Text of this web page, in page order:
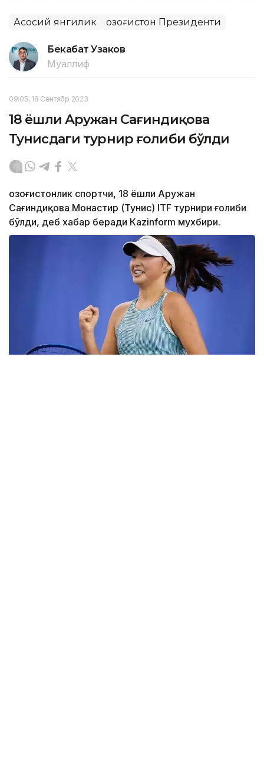
Асосий янгилик Қозоғистон Президенти
Бекабат Узаков
Муаллиф
09:05, 18 Сентябр 2023
18 ёшли Аружан Сағиндиқова
Тунисдаги турнир ғолиби бўлди
Қозоғистонлик спортчи, 18 ёшли Аружан
Сағиндиқова Монастир (Тунис) ITF турнири ғолиби
бўлди, деб хабар беради Каzinform мухбири.